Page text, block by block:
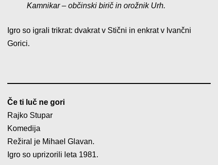
Kamnikar – občinski birič in orožnik Urh.
Igro so igrali trikrat: dvakrat v Stični in enkrat v Ivančni
Gorici.
Če ti luč ne gori
Rajko Stupar
Komedija
Režiral je Mihael Glavan.
Igro so uprizorili leta 1981.